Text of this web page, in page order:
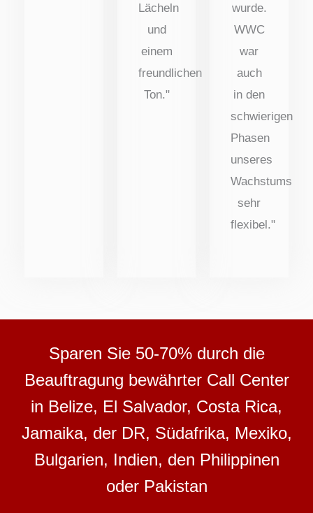
Lächeln
und
einem
freundlichen
Ton."
wurde.
WWC
war
auch
in den
schwierigen
Phasen
unseres
Wachstums
sehr
flexibel."
Sparen Sie 50-70% durch die
Beauftragung bewährter Call Center
in Belize, El Salvador, Costa Rica,
Jamaika, der DR, Südafrika, Mexiko,
Bulgarien, Indien, den Philippinen
oder Pakistan